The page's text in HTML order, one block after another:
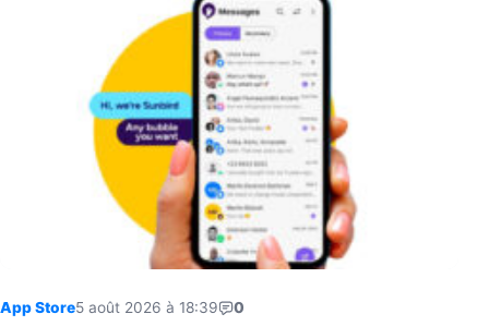
App Store5 août 2026 à 18:39 0